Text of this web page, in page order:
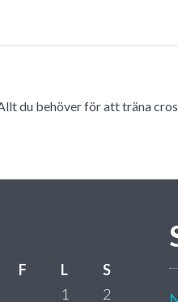
du behöver för att träna
F L
S
1
2